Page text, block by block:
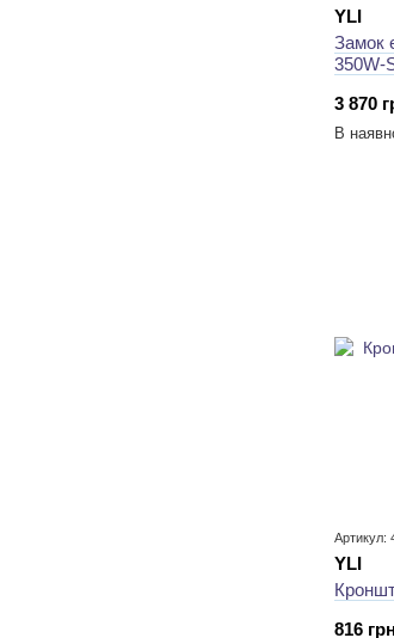
YLI
Замок
350W-
3 870
В
Артикул:
YLI
816 грн